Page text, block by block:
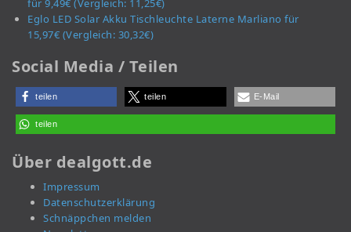
für 9,49€ (Vergleich: 11,25€)
Eglo LED Solar Akku Tischleuchte Laterne Marliano für
15,97€ (Vergleich: 30,32€)
Social Media / Teilen
teilen teilen E-Mail
teilen
Über dealgott.de
Impressum
Datenschutzerklärung
Schnäppchen melden